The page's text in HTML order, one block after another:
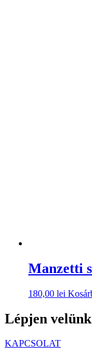
Manzetti
180,00 lei
Lépjen
KAPCSOLAT